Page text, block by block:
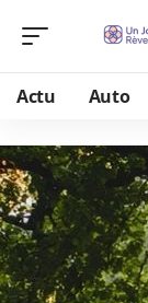
Actu Auto